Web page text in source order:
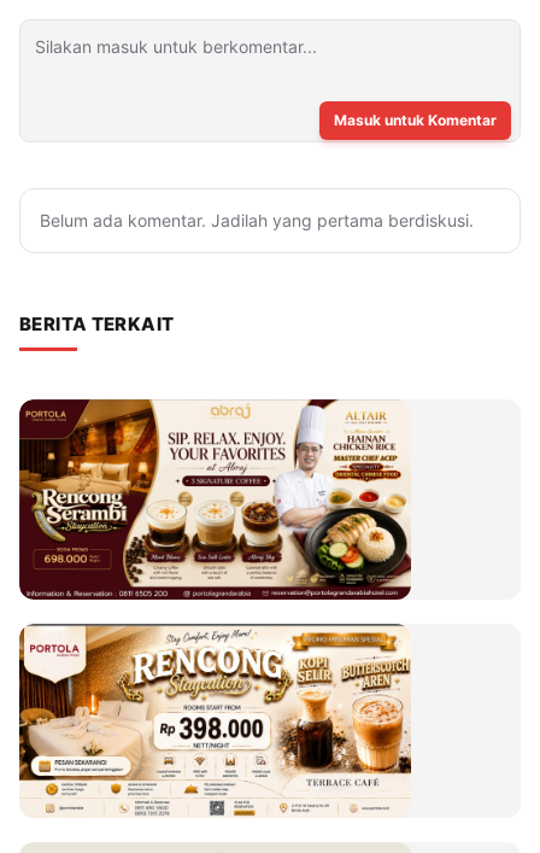
Masuk untuk Komentar
Belum ada komentar. Jadilah yang pertama berdiskusi.
BERITA TERKAIT